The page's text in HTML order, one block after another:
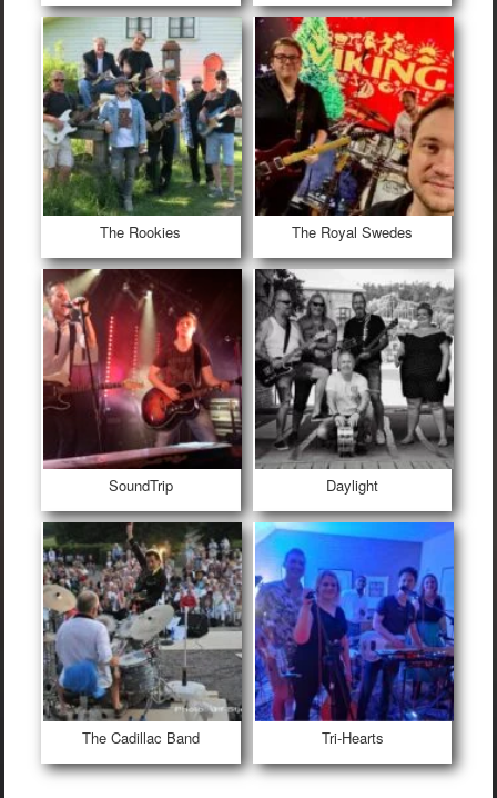
The Rookies The Royal Swedes
SoundTrip Daylight
The Cadillac Band Tri-Hearts